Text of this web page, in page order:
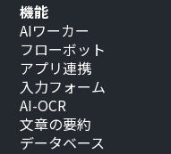
機能
AIワーカー
フローボット
アプリ連携
入力フォーム
AI-OCR
文章の要約
データベース